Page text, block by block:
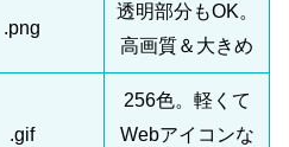
.png
透明部分もOK。
高画質＆大きめ
.gif
256色。軽くて
Webアイコンな